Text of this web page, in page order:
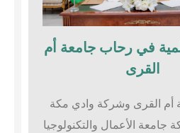
في رحاب جامعة أم
القرى​
أم القرى وشركة وادي مكة
جامعة الأعمال والتكنولوجيا